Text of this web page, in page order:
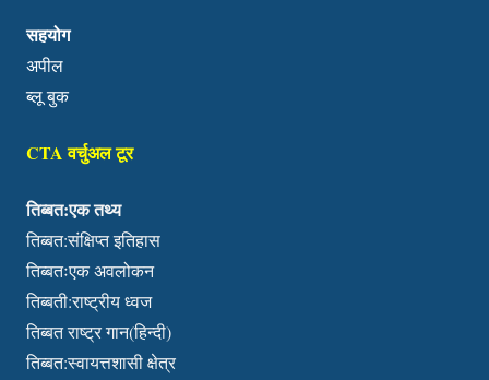
सहयोग
अपील
ब्लू बुक
CTA वर्चुअल टूर
तिब्बत:एक तथ्य
तिब्बत:संक्षिप्त इतिहास
तिब्बतःएक अवलोकन
तिब्बती:राष्ट्रीय ध्वज
तिब्बत राष्ट्र गान(हिन्दी)
तिब्बत:स्वायत्तशासी क्षेत्र